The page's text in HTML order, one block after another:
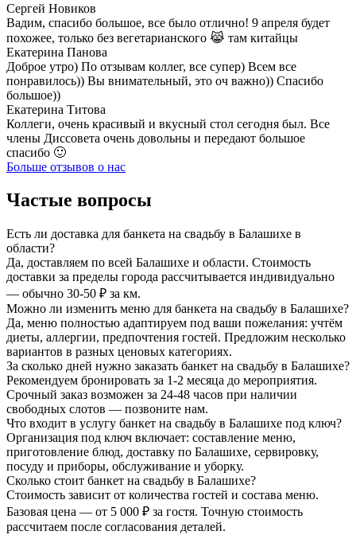
Сергей Новиков
Вадим, спасибо большое, все было отлично! 9 апреля будет
похожее, только без вегетарианского 😹 там китайцы
Екатерина Панова
Доброе утро) По отзывам коллег, все супер) Всем все
понравилось)) Вы внимательный, это оч важно)) Спасибо
большое))
Екатерина Титова
Коллеги, очень красивый и вкусный стол сегодня был. Все
члены Диссовета очень довольны и передают большое
спасибо 🙂
Больше отзывов о нас
Частые вопросы
Есть ли доставка для банкета на свадьбу в Балашихе в
области?
Да, доставляем по всей Балашихе и области. Стоимость
доставки за пределы города рассчитывается индивидуально
— обычно 30-50 ₽ за км.
Можно ли изменить меню для банкета на свадьбу в Балашихе?
Да, меню полностью адаптируем под ваши пожелания: учтём
диеты, аллергии, предпочтения гостей. Предложим несколько
вариантов в разных ценовых категориях.
За сколько дней нужно заказать банкет на свадьбу в Балашихе?
Рекомендуем бронировать за 1-2 месяца до мероприятия.
Срочный заказ возможен за 24-48 часов при наличии
свободных слотов — позвоните нам.
Что входит в услугу банкет на свадьбу в Балашихе под ключ?
Организация под ключ включает: составление меню,
приготовление блюд, доставку по Балашихе, сервировку,
посуду и приборы, обслуживание и уборку.
Сколько стоит банкет на свадьбу в Балашихе?
Стоимость зависит от количества гостей и состава меню.
Базовая цена — от 5 000 ₽ за гостя. Точную стоимость
рассчитаем после согласования деталей.